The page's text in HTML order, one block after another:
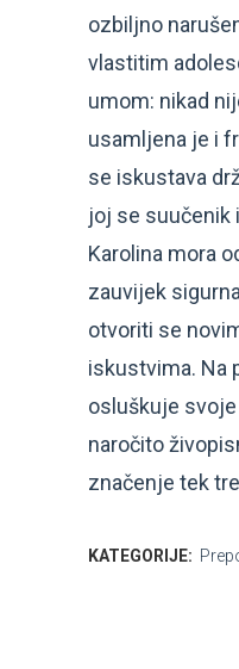
ozbiljno
vlastitim
umom: nikad
usamljena je i
se iskustava
joj se suučenik
Karolina mora
zauvijek
otvoriti se
iskustvima. Na
osluškuje
naročito
značenje tek
KATEGORIJE: